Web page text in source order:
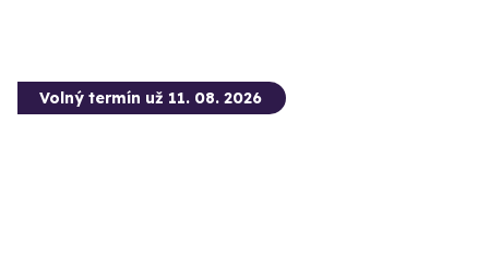
Volný termín už 11. 08. 2026